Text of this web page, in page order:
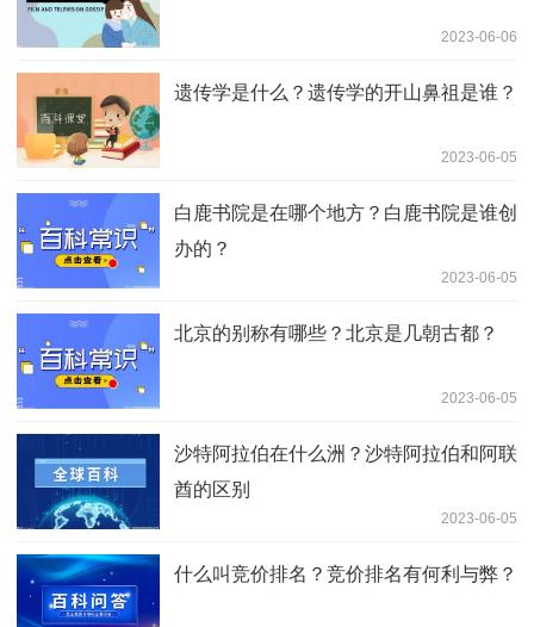
2023-06-06
遗传学是什么？遗传学的开山鼻祖是谁？
2023-06-05
白鹿书院是在哪个地方？白鹿书院是谁创
办的？
2023-06-05
北京的别称有哪些？北京是几朝古都？
2023-06-05
沙特阿拉伯在什么洲？沙特阿拉伯和阿联
酋的区别
2023-06-05
什么叫竞价排名？竞价排名有何利与弊？